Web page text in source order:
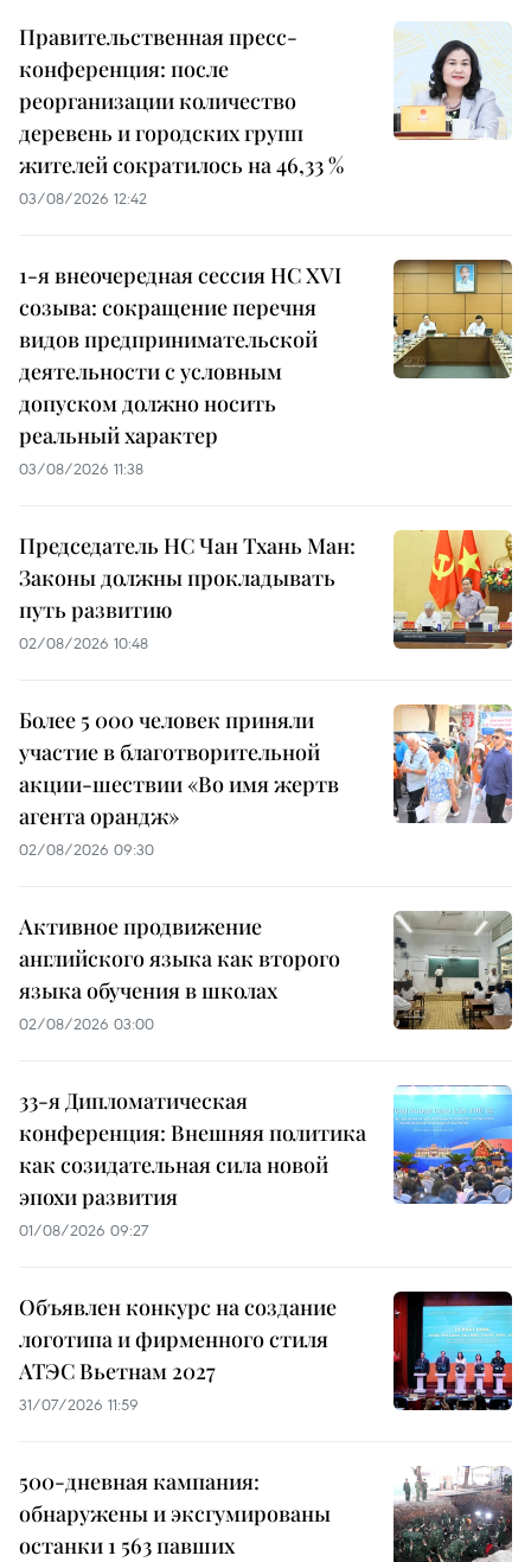
Правительственная пресс-
конференция: после
реорганизации количество
деревень и городских групп
жителей сократилось на 46,33 %
03/08/2026 12:42
1-я внеочередная сессия НС XVI
созыва: сокращение перечня
видов предпринимательской
деятельности с условным
допуском должно носить
реальный характер
03/08/2026 11:38
Председатель НС Чан Тхань Ман:
Законы должны прокладывать
путь развитию
02/08/2026 10:48
Более 5 000 человек приняли
участие в благотворительной
акции-шествии «Во имя жертв
агента орандж»
02/08/2026 09:30
Активное продвижение
английского языка как второго
языка обучения в школах
02/08/2026 03:00
33-я Дипломатическая
конференция: Внешняя политика
как созидательная сила новой
эпохи развития
01/08/2026 09:27
Объявлен конкурс на создание
логотипа и фирменного стиля
АТЭС Вьетнам 2027
31/07/2026 11:59
500-дневная кампания:
обнаружены и эксгумированы
останки 1 563 павших